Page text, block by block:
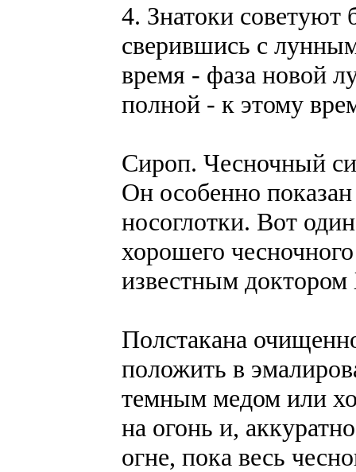
4. Знатоки советуют
сверившись с
время - фаза новой
полной - к этому
Сироп. Чесночный
Он особенно
носоглотки. Вот
хорошего
известным
Полстакана
положить в
темным медом или
на огонь и,
огне, пока весь